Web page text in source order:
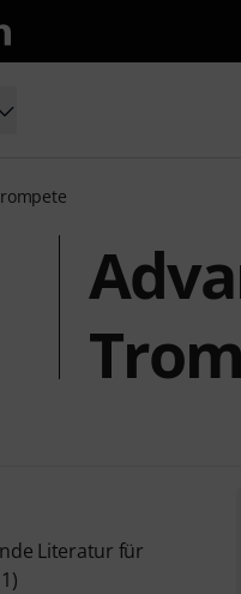
Literatur für